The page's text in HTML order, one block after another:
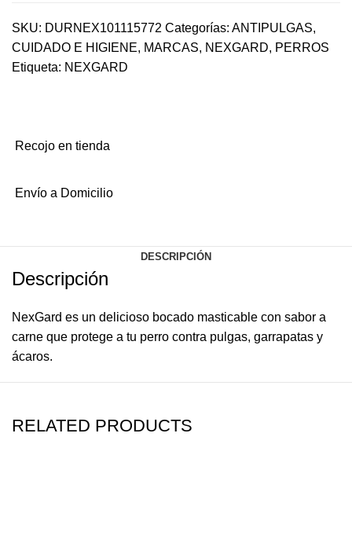
3
Tab
para
cantidad
SKU: DURNEX101115772 Categorías: ANTIPULGAS,
CUIDADO E HIGIENE, MARCAS, NEXGARD, PERROS
Etiqueta: NEXGARD
Recojo en tienda
Envío a Domicilio
DESCRIPCIÓN
Descripción
NexGard es un delicioso bocado masticable con sabor a
carne que protege a tu perro contra pulgas, garrapatas y
ácaros.
RELATED PRODUCTS